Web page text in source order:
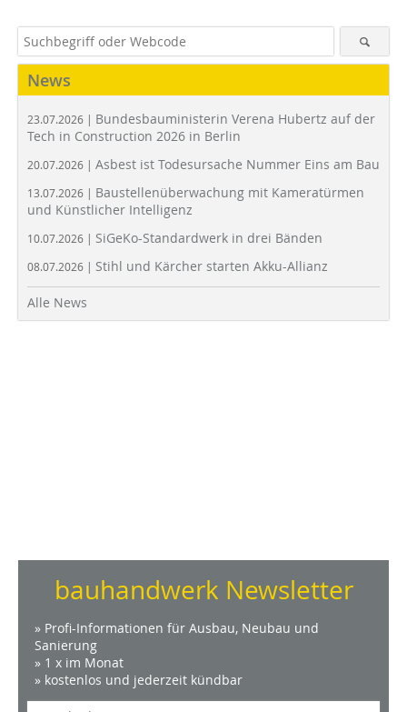
News
23.07.2026 | Bundesbauministerin Verena Hubertz auf der
Tech in Construction 2026 in Berlin
20.07.2026 | Asbest ist Todesursache Nummer Eins am Bau
13.07.2026 | Baustellenüberwachung mit Kameratürmen
und Künstlicher Intelligenz
10.07.2026 | SiGeKo-Standardwerk in drei Bänden
08.07.2026 | Stihl und Kärcher starten Akku-Allianz
Alle News
bauhandwerk Newsletter
» Profi-Informationen für Ausbau, Neubau und
Sanierung
» 1 x im Monat
» kostenlos und jederzeit kündbar